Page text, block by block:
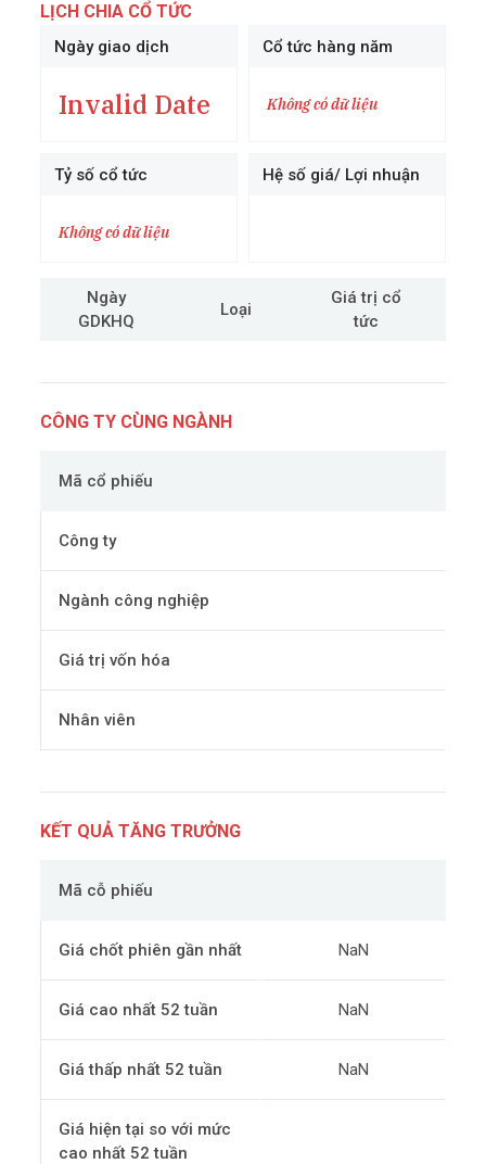
LỊCH CHIA CỔ TỨC
Ngày giao dịch
Invalid Date
Cổ tức hàng năm
Không có dữ liệu
Tỷ số cổ tức
Không có dữ liệu
Hệ số giá/ Lợi nhuận
Ngày
GDKHQ
Loại
Giá trị cổ
tức
CÔNG TY CÙNG NGÀNH
Mã cổ phiếu
Công ty
Ngành công nghiệp
Giá trị vốn hóa
Nhân viên
KẾT QUẢ TĂNG TRƯỞNG
Mã cỗ phiếu
Giá chốt phiên gần nhất NaN
Giá cao nhất 52 tuần NaN
Giá thấp nhất 52 tuần NaN
Giá hiện tại so với mức
cao nhất 52 tuần